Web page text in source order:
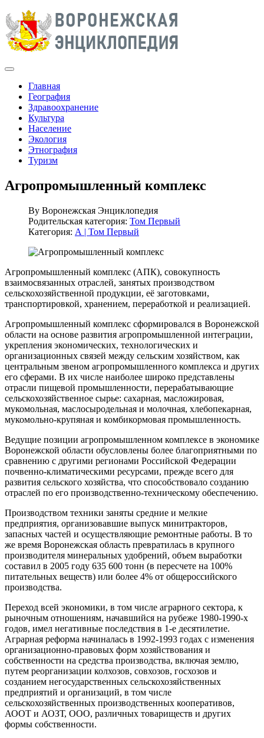
Главная
География
Здравоохранение
Культура
Население
Экология
Этнография
Туризм
Агропромышленный комплекс
By Воронежская Энциклопедия
Родительская категория: Том Первый
Категория: А | Том Первый
Агропромышленный комплекс (АПК), совокупность
взаимосвязанных отраслей, занятых производством
сельскохозяйственной продукции, её заготовками,
транспортировкой, хранением, переработкой и реализацией.
Агропромышленный комплекс сформировался в Воронежской
области на основе развития агропромышленной интеграции,
укрепления экономических, технологических и
организационных связей между сельским хозяйством, как
центральным звеном агропромышленного комплекса и других
его сферами. В их числе наиболее широко представлены
отрасли пищевой промышленности, перерабатывающие
сельскохозяйственное сырье: сахарная, масложировая,
мукомольная, маслосыродельная и молочная, хлебопекарная,
мукомольно-крупяная и комбикормовая промышленность.
Ведущие позиции агропромышленном комплексе в экономике
Воронежской области обусловлены более благоприятными по
сравнению с другими регионами Российской Федерации
почвенно-климатическими ресурсами, прежде всего для
развития сельского хозяйства, что способствовало созданию
отраслей по его производственно-техническому обеспечению.
Производством техники заняты средние и мелкие
предприятия, организовавшие выпуск минитракторов,
запасных частей и осуществляющие ремонтные работы. В то
же время Воронежская область превратилась в крупного
производителя минеральных удобрений, объем выработки
составил в 2005 году 635 600 тонн (в пересчете на 100%
питательных веществ) или более 4% от общероссийского
производства.
Переход всей экономики, в том числе аграрного сектора, к
рыночным отношениям, начавшийся на рубеже 1980-1990-х
годов, имел негативные последствия в 1-е десятилетие.
Аграрная реформа начиналась в 1992-1993 годах с изменения
организационно-правовых форм хозяйствования и
собственности на средства производства, включая землю,
путем реорганизации колхозов, совхозов, госхозов и
созданием негосударственных сельскохозяйственных
предприятий и организаций, в том числе
сельскохозяйственных производственных кооперативов,
АООТ и АОЗТ, ООО, различных товариществ и других
формы собственности.